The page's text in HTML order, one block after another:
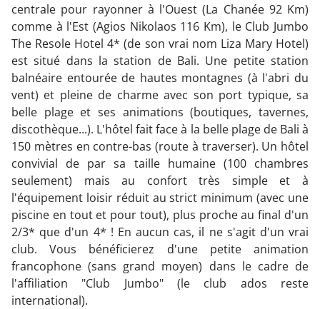
centrale pour rayonner à l'Ouest (La Chanée 92 Km)
comme à l'Est (Agios Nikolaos 116 Km), le Club Jumbo
The Resole Hotel 4* (de son vrai nom Liza Mary Hotel)
est situé dans la station de Bali. Une petite station
balnéaire entourée de hautes montagnes (à l'abri du
vent) et pleine de charme avec son port typique, sa
belle plage et ses animations (boutiques, tavernes,
discothèque...). L'hôtel fait face à la belle plage de Bali à
150 mètres en contre-bas (route à traverser). Un hôtel
convivial de par sa taille humaine (100 chambres
seulement) mais au confort très simple et à
l'équipement loisir réduit au strict minimum (avec une
piscine en tout et pour tout), plus proche au final d'un
2/3* que d'un 4* ! En aucun cas, il ne s'agit d'un vrai
club. Vous bénéficierez d'une petite animation
francophone (sans grand moyen) dans le cadre de
l'affiliation "Club Jumbo" (le club ados reste
international).